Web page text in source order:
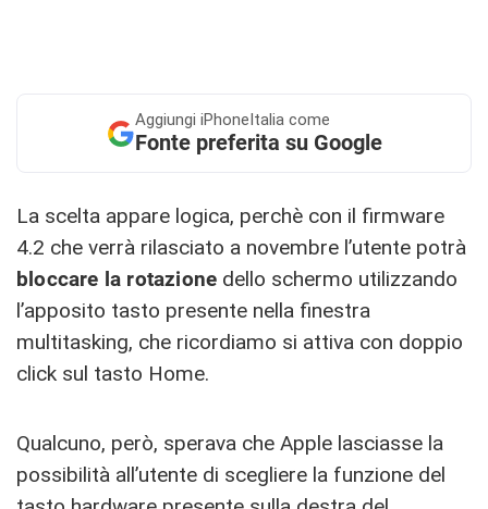
Aggiungi iPhoneItalia come
Fonte preferita su Google
La scelta appare logica, perchè con il firmware
4.2 che verrà rilasciato a novembre l’utente potrà
bloccare la rotazione dello schermo utilizzando
l’apposito tasto presente nella finestra
multitasking, che ricordiamo si attiva con doppio
click sul tasto Home.
Qualcuno, però, sperava che Apple lasciasse la
possibilità all’utente di scegliere la funzione del